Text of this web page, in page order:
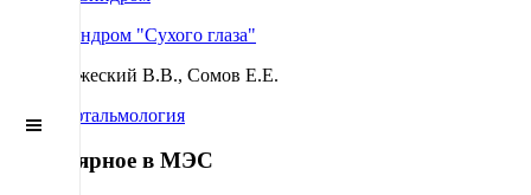
Canvas
Синдром "Сухого глаза"
Бржеский В.В., Сомов Е.Е.
Офтальмология
Популярное в МЭС